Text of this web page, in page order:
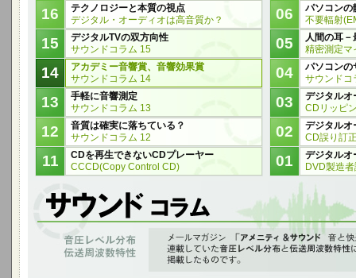
16
テクノロジーと本質の視点
デジタル・オーディオは高音質か？
15
デジタルTVの双方向性
サウンドコラム 15
14
アカデミー音響賞、音響効果賞
サウンドコラム 14
13
手軽に音響測定
サウンドコラム 13
12
音質は確実に落ちている？
サウンドコラム 12
11
CDを再生できないCDプレーヤー
CCCD(Copy Control CD)
06
パソコンの
不要輻射
05
人間の耳－
精密測定マ
04
パソコンの
サウンドコ
03
デジタル
CDリッピ
02
デジタル
CD誤り訂
01
デジタル
DVD製造
音響測定、音圧レベル分布、伝送周波数特性
「アメニティ＆サウンド 音と快適の空間へ」のvol.1～10に連載していた
連したコラムをサウンド コラムのページに編集して掲載しました。